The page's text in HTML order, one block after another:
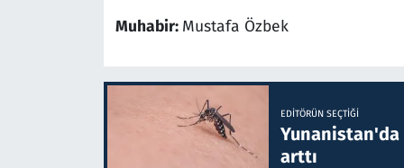
Muhabir: Mustafa Özbek
EDITÖRÜN SEÇTIĞI
Yunanistan'da
arttı